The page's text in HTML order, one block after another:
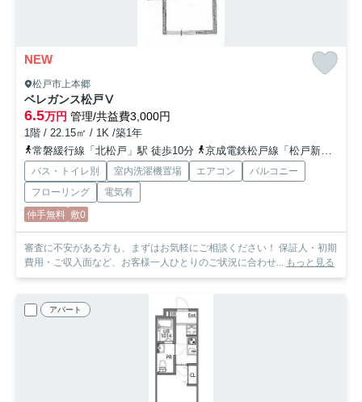
NEW
松戸市上本郷
ベレガンス松戸Ⅴ
6.5万円 管理/共益費3,000円
1階 / 22.15㎡ / 1K /築1年
常磐緩行線「北松戸」駅 徒歩10分
京成電鉄松戸線「松戸新田」駅 徒歩21分
バス・トイレ別 室内洗濯機置場 エアコン
バルコニー
フローリング
電気有
仲手無料 敷0
審査に不安がある方も、まずはお気軽にご相談ください！ 保証人・初期
費用・ご収入面など、お客様一人ひとりのご状況に合わせ... もっと見る
アパート